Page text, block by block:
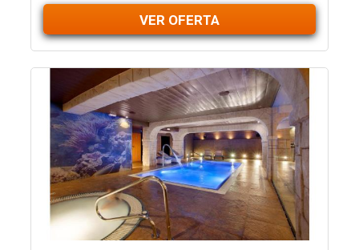
VER OFERTA